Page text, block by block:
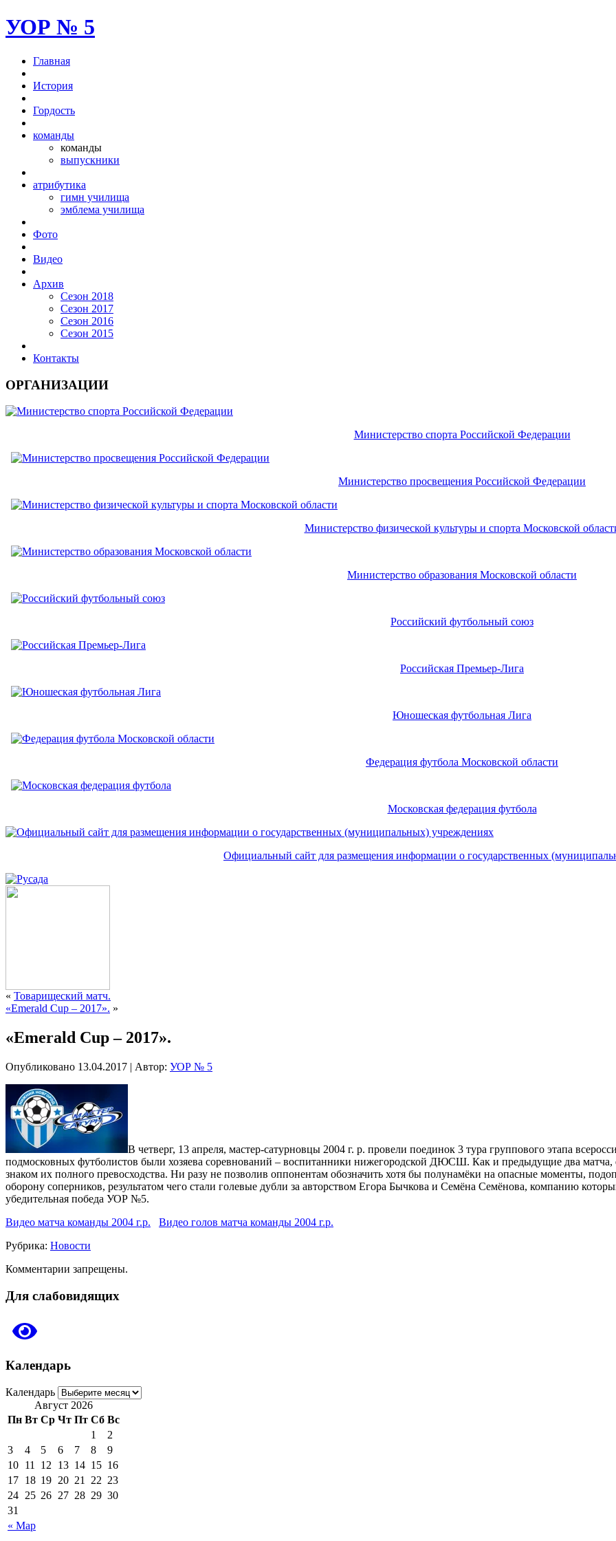
УОР № 5
Главная
История
Гордость
команды
команды
выпускники
атрибутика
гимн училища
эмблема училища
Фото
Видео
Архив
Сезон 2018
Сезон 2017
Сезон 2016
Сезон 2015
Контакты
ОРГАНИЗАЦИИ
Министерство спорта Российской Федерации
Министерство просвещения Российской Федерации
Министерство физической культуры и спорта Московской
Министерство образования Московской области
Российский футбольный союз
Российская Премьер-Лига
Юношеская футбольная Лига
Федерация футбола Московской области
Московская федерация футбола
Официальный сайт для размещения информации о государственных
« Товарищеский матч.
«Emerald Cup – 2017». »
«Emerald Cup – 2017».
Опубликовано 13.04.2017 | Автор: УОР № 5
В четверг, 13 апреля, мастер-сатурновцы 2004 г. р. провели поединок 3 тура группового этапа
подмосковных футболистов были хозяева соревнований – воспитанники нижегородской ДЮСШ. Как и предыдущие два матча,
знаком их полного превосходства. Ни разу не позволив оппонентам обозначить хотя бы полунамёки на опасные моменты,
оборону соперников, результатом чего стали голевые дубли за авторством Егора Бычкова и Семёна Семёнова, компанию
убедительная победа УОР №5.
Видео матча команды 2004 г.р.
Видео голов матча команды 2004 г.р.
Рубрика: Новости
Комментарии запрещены.
Для слабовидящих
Календарь
Календарь
Август 2026
Пн Вт Ср Чт Пт Сб Вс
« Мар
1
2
3
4 5 6 7 8
9
10 11 12 13 14 15 16
17 18 19 20 21 22 23
24 25 26 27 28 29 30
31